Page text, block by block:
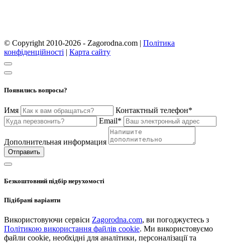
© Copyright 2010-2026 - Zagorodna.com | Політика
конфіденційності | Карта сайту
Появились вопросы?
Имя
Контактный телефон*
Email*
Дополнительная информация
Отправить
Безкоштовний підбір нерухомості
Підібрані варіанти
Використовуючи сервіси Zagorodna.com, ви погоджуєтесь з
Політикою використання файлів cookie. Ми використовуємо
файли cookie, необхідні для аналітики, персоналізації та